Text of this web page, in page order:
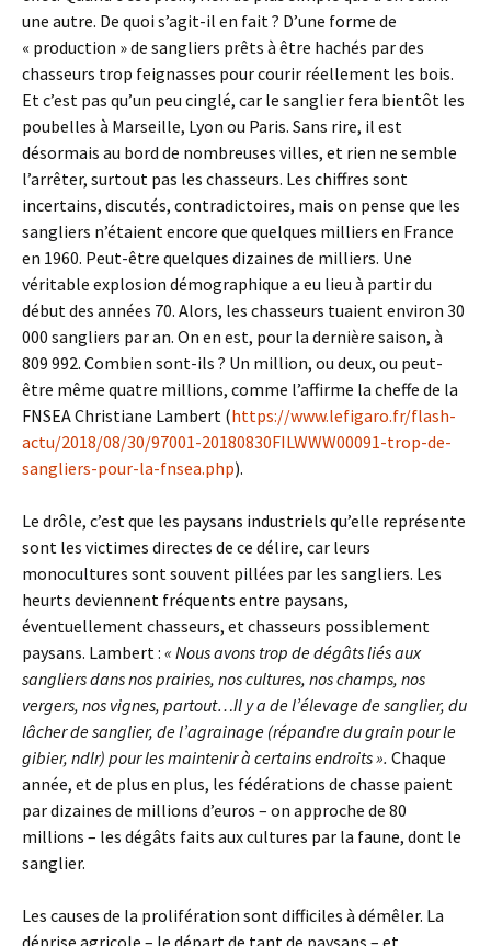
une autre. De quoi s’agit-il en fait ? D’une forme de
« production » de sangliers prêts à être hachés par des
chasseurs trop feignasses pour courir réellement les bois.
Et c’est pas qu’un peu cinglé, car le sanglier fera bientôt les
poubelles à Marseille, Lyon ou Paris. Sans rire, il est
désormais au bord de nombreuses villes, et rien ne semble
l’arrêter, surtout pas les chasseurs. Les chiffres sont
incertains, discutés, contradictoires, mais on pense que les
sangliers n’étaient encore que quelques milliers en France
en 1960. Peut-être quelques dizaines de milliers. Une
véritable explosion démographique a eu lieu à partir du
début des années 70. Alors, les chasseurs tuaient environ 30
000 sangliers par an. On en est, pour la dernière saison, à
809 992. Combien sont-ils ? Un million, ou deux, ou peut-
être même quatre millions, comme l’affirme la cheffe de la
FNSEA Christiane Lambert (https://www.lefigaro.fr/flash-
actu/2018/08/30/97001-20180830FILWWW00091-trop-de-
sangliers-pour-la-fnsea.php).
Le drôle, c’est que les paysans industriels qu’elle représente
sont les victimes directes de ce délire, car leurs
monocultures sont souvent pillées par les sangliers. Les
heurts deviennent fréquents entre paysans,
éventuellement chasseurs, et chasseurs possiblement
paysans. Lambert : « Nous avons trop de dégâts liés aux
sangliers dans nos prairies, nos cultures, nos champs, nos
vergers, nos vignes, partout…Il y a de l’élevage de sanglier, du
lâcher de sanglier, de l’agrainage (répandre du grain pour le
gibier, ndlr) pour les maintenir à certains endroits ». Chaque
année, et de plus en plus, les fédérations de chasse paient
par dizaines de millions d’euros – on approche de 80
millions – les dégâts faits aux cultures par la faune, dont le
sanglier.
Les causes de la prolifération sont difficiles à démêler. La
déprise agricole – le départ de tant de paysans – et